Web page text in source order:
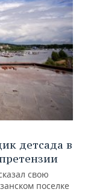
детсада в
свою
поселке